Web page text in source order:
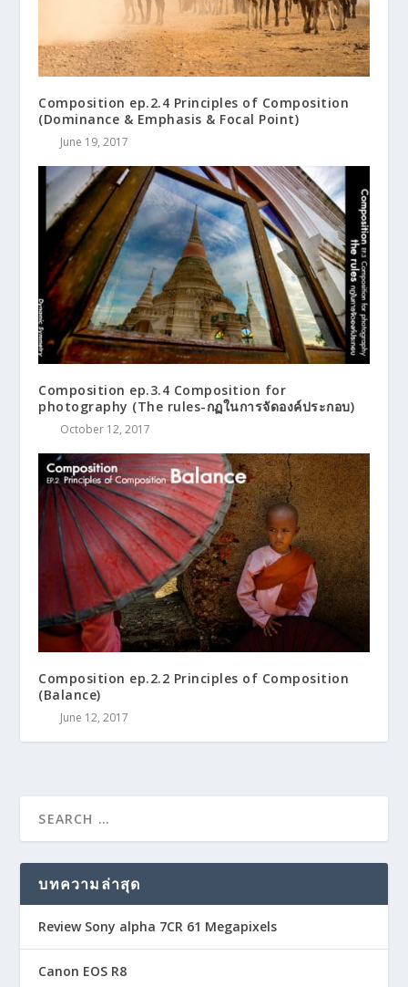
Composition ep.2.4 Principles of Composition
(Dominance & Emphasis & Focal Point)
June 19, 2017
Composition ep.3.4 Composition for
photography (The rules-กฏในการจัดองค์ประกอบ)
October 12, 2017
Composition ep.2.2 Principles of Composition
(Balance)
June 12, 2017
บทความล่าสุด
Review Sony alpha 7CR 61 Megapixels
Canon EOS R8